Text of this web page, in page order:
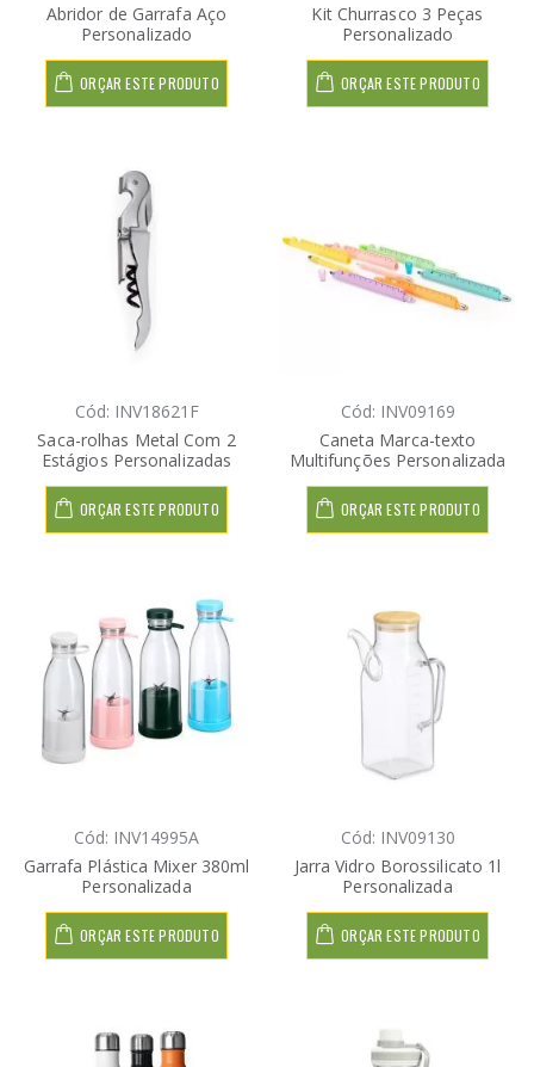
Abridor de Garrafa Aço
Personalizado
ORÇAR ESTE PRODUTO
Kit Churrasco 3 Peças
Personalizado
ORÇAR ESTE PRODUTO
Cód: INV18621F
Saca-rolhas Metal Com 2
Estágios Personalizadas
ORÇAR ESTE PRODUTO
Cód: INV09169
Caneta Marca-texto
Multifunções Personalizada
ORÇAR ESTE PRODUTO
Cód: INV14995A
Garrafa Plástica Mixer 380ml
Personalizada
ORÇAR ESTE PRODUTO
Cód: INV09130
Jarra Vidro Borossilicato 1l
Personalizada
ORÇAR ESTE PRODUTO